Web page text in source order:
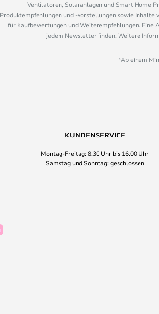
Ventilatoren, Solaranlagen und Smart Home
Produktempfehlungen und -vorstellungen sowie Inhalte
für Kaufbewertungen und Weiterempfehlungen. Eine
jedem Newsletter finden. Weitere
*Ab einem
KUNDENSERVICE
Montag-Freitag: 8.30 Uhr bis 16.00 Uhr
Samstag und Sonntag: geschlossen